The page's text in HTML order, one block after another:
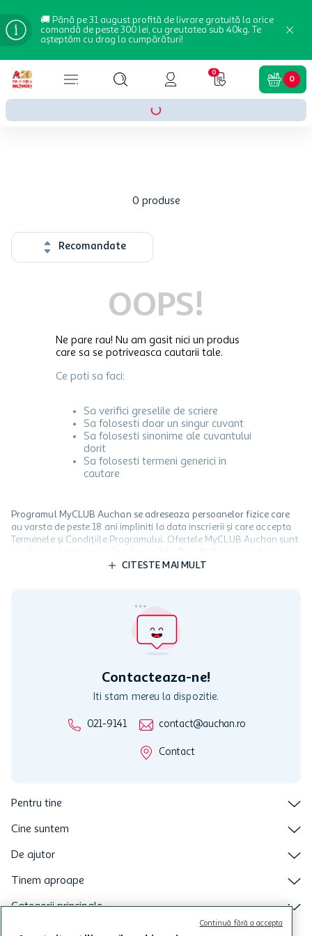
🚚 Până pe 31 august profită de livrare gratuită la orice
comandă de peste 300 lei, cu greutatea sub 40kg. Te
așteptăm cu drag la cumpărături!
0
0
0 produse
Recomandate
OOPS!
Ne pare rau! Nu am gasit nici un produs
care sa se potriveasca cautarii tale.
Ce poti sa faci:
Sa verifici greselile de scriere
Sa folosesti doar un singur cuvant
Sa folosesti sinonime ale cuvantului
dorit
Sa folosesti termeni generici in
cautare
Programul MyCLUB Auchan se adreseaza persoanelor fizice care
au varsta de peste 18 ani impliniti la data inscrierii și care accepta
Termenele și Condițiile Programului. Ofertele MyCLUB Auchan sunt
limita a 12 unitati / card client o singura data in perioada promotiei.
activitati in afara celor mentionate in Termene si Conditii. Auchan
nu raspunde pentru imposibilitatea utilizarii Cardului in perioada in
care aceste este suspendat sau in perioada in care sunt efectuate
CITESTE MAI MULT
Contacteaza-ne!
Iti stam mereu la dispozitie.
021-9141 contact@auchan.ro
Contact
Pentru tine
Cine suntem
De ajutor
Tinem aproape
Categorii principale
Continuă fără a accepta